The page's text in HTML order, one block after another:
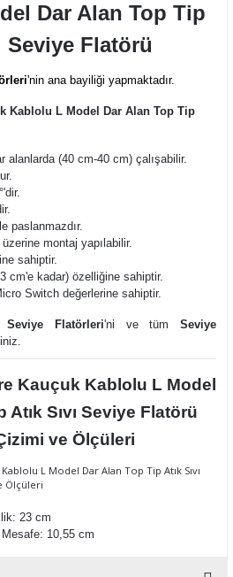
Dar Alan Top Tip
Seviye Flatörü
'nin ana bayiliği yapmaktadır.
Kablolu L Model Dar Alan Top Tip
alanlarda (40 cm-40 cm) çalışabilir.
paslanmazdır.
montaj yapılabilir.
sahiptir.
cm'e kadar) özelliğine sahiptir.
Switch değerlerine sahiptir.
Seviye Flatörleri'ni ve tümSeviye
Kauçuk Kablolu L Model
Atık Sıvı Seviye Flatörü
ve Ölçüleri
23 cm
Mesafe: 10,55 cm